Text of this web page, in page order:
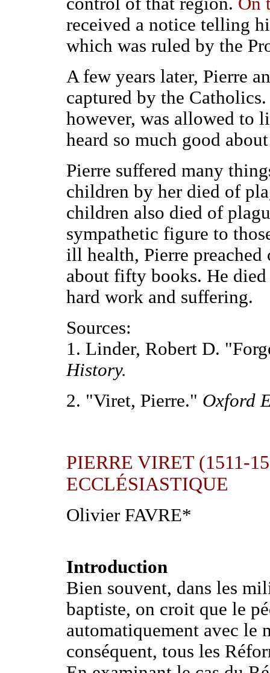
received a notice telling
which was ruled by the
A few years later, Pierre
captured by the
however, was allowed to
heard so much good
Pierre suffered many
children by her died of
children also died of
sympathetic figure to
ill health, Pierre preached
about fifty books. He
hard work and suffering.
Sources:
1. Linder, Robert D.
History.
2. "Viret, Pierre." Oxford
PIERRE VIRET (1511-
ECCLÉSIASTIQUE
Olivier FAVRE*
Introduction
Bien souvent, dans les
baptiste, on croit que le
automatiquement avec le
conséquent, tous les